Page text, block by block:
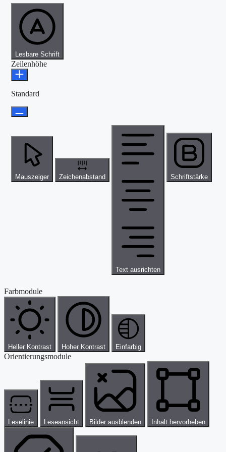
Lesbare Schrift
Zeilenhöhe
Standard
Mauszeiger Zeichenabstand
Text ausrichten
Schriftstärke
Farbmodule
Heller Kontrast Hoher Kontrast Einfarbig
Orientierungsmodule
Leselinie Leseansicht Bilder ausblenden Inhalt hervorheben